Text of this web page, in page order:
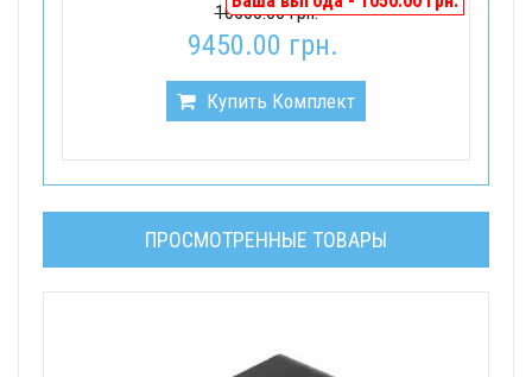
10500.00 грн.
9450.00 грн.
Купить Комплект
ПРОСМОТРЕННЫЕ ТОВАРЫ